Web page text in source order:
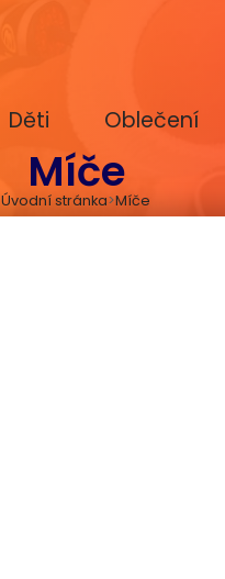
Děti Oblečení
Míče
Úvodní stránka Míče